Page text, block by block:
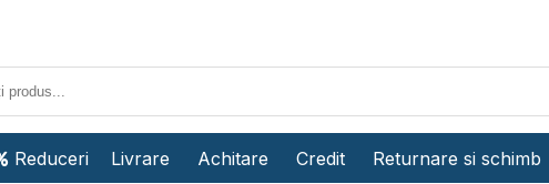
Reduceri Livrare Achitare Credit Returnare si schimb